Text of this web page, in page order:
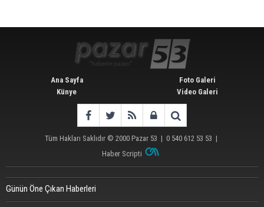
Ana Sayfa
Künye
Foto Galeri
Video Galeri
Tüm Hakları Saklıdır © 2000 Pazar 53 | 0 540 612 53 53 |
Haber Scripti
Günün Öne Çıkan Haberleri